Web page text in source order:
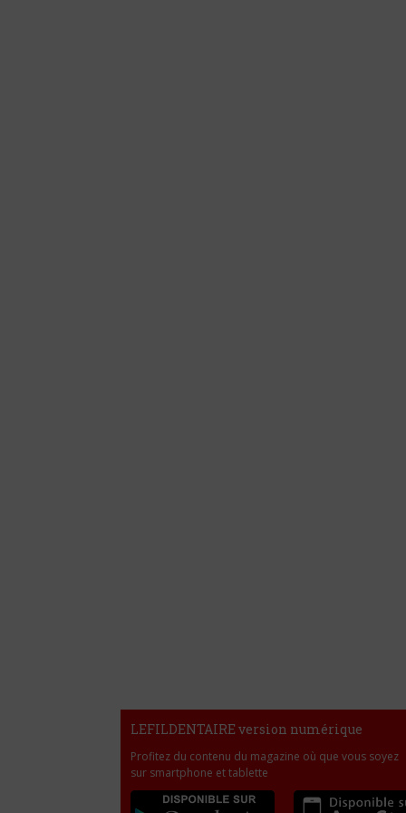
LEFILDENTAIRE version numérique
Profitez du contenu du magazine où que vous soyez
sur smartphone et tablette